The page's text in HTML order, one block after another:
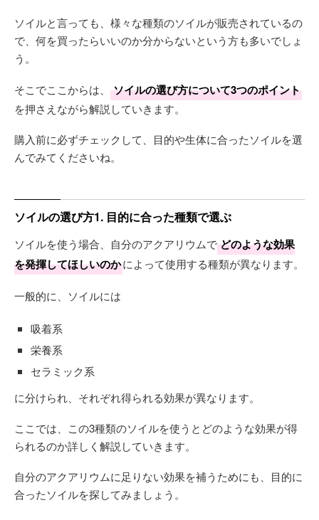
ソイルと言っても、様々な種類のソイルが販売されているの
で、何を買ったらいいのか分からないという方も多いでしょ
う。
そこでここからは、 ソイルの選び方について3つのポイント
を押さえながら解説していきます。
購入前に必ずチェックして、目的や生体に合ったソイルを選
んでみてくださいね。
ソイルの選び方1. 目的に合った種類で選ぶ
ソイルを使う場合、自分のアクアリウムでどのような効果
を発揮してほしいのかによって使用する種類が異なります。
一般的に、ソイルには
吸着系
栄養系
セラミック系
に分けられ、それぞれ得られる効果が異なります。
ここでは、この3種類のソイルを使うとどのような効果が得
られるのか詳しく解説していきます。
自分のアクアリウムに足りない効果を補うためにも、目的に
合ったソイルを探してみましょう。